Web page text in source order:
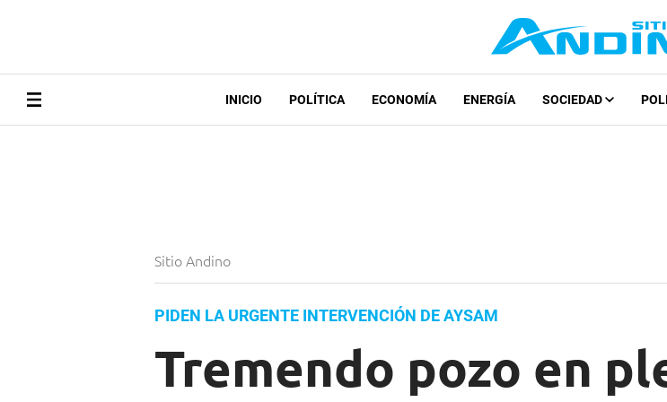
INICIO POLÍTICA ECONOMÍA ENERGÍA SOCIEDAD
Sitio Andino
PIDEN LA URGENTE INTERVENCIÓN DE AYSAM
Tremendo pozo en